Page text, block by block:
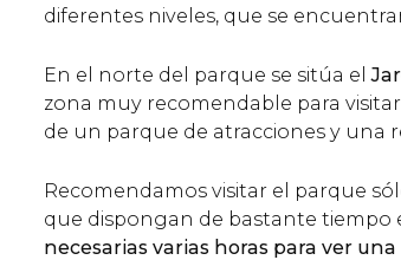
diferentes niveles, que se
En el norte del parque se sitúa el
zona muy recomendable para
de un parque de atracciones y una
Recomendamos visitar el parque
que dispongan de bastante tiempo
necesarias varias horas para ver